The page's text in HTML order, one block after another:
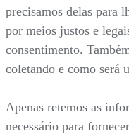
precisamos delas para
por meios justos e
consentimento.
coletando e como será
Apenas retemos as
necessário para